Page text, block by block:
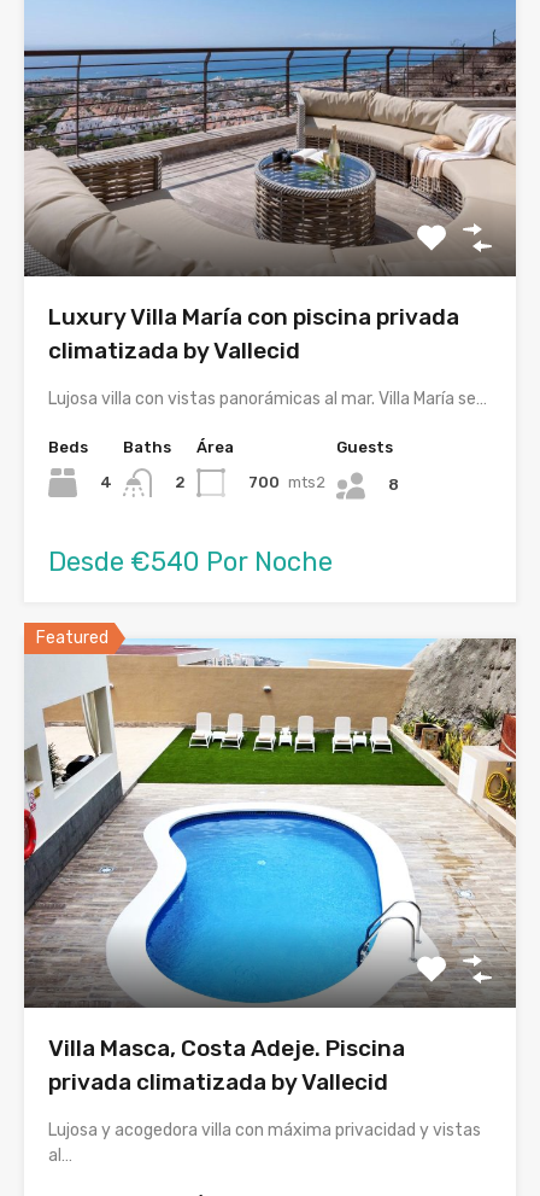
Luxury Villa María con piscina privada
climatizada by Vallecid
Lujosa villa con vistas panorámicas al mar. Villa María se…
Beds
4
Baths
2
Área
700 mts2
Guests
8
Desde €540 Por Noche
Featured
Villa Masca, Costa Adeje. Piscina
privada climatizada by Vallecid
Lujosa y acogedora villa con máxima privacidad y vistas
al…